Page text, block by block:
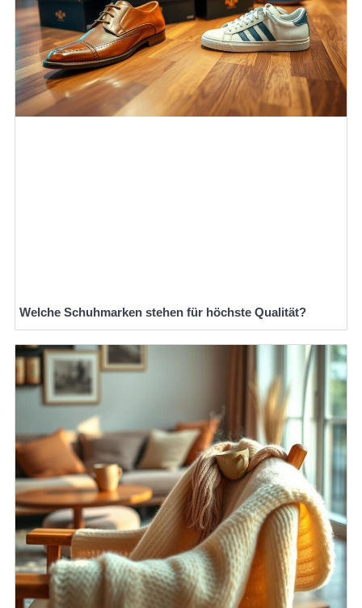
Welche Schuhmarken stehen für höchste Qualität?